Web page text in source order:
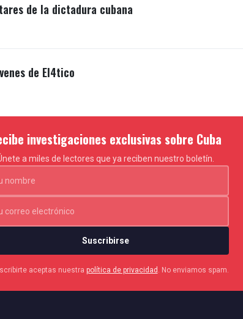
de la dictadura cubana
de El4tico
investigaciones exclusivas sobre Cuba
a miles de lectores que ya reciben nuestro boletín.
Suscribirse
aceptas nuestra política de privacidad . No enviamos spam.